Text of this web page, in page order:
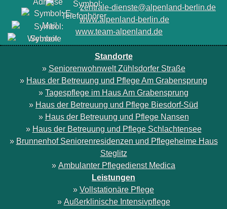
zentrale-dienste@alpenland-berlin.de
www.alpenland-berlin.de
www.team-alpenland.de
Standorte
» Seniorenwohnwelt Zühlsdorfer Straße
» Haus der Betreuung und Pflege Am Grabensprung
» Tagespflege im Haus Am Grabensprung
» Haus der Betreuung und Pflege Biesdorf-Süd
» Haus der Betreuung und Pflege Nansen
» Haus der Betreuung und Pflege Schlachtensee
» Brunnenhof Seniorenresidenzen und Pflegeheime Haus
Steglitz
» Ambulanter Pflegedienst Medica
Leistungen
» Vollstationäre Pflege
» Außerklinische Intensivpflege